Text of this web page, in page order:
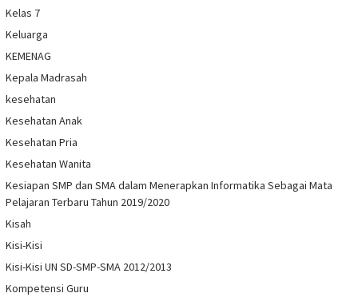
Kelas 7
Keluarga
KEMENAG
Kepala Madrasah
kesehatan
Kesehatan Anak
Kesehatan Pria
Kesehatan Wanita
Kesiapan SMP dan SMA dalam Menerapkan Informatika Sebagai Mata
Pelajaran Terbaru Tahun 2019/2020
Kisah
Kisi-Kisi
Kisi-Kisi UN SD-SMP-SMA 2012/2013
Kompetensi Guru